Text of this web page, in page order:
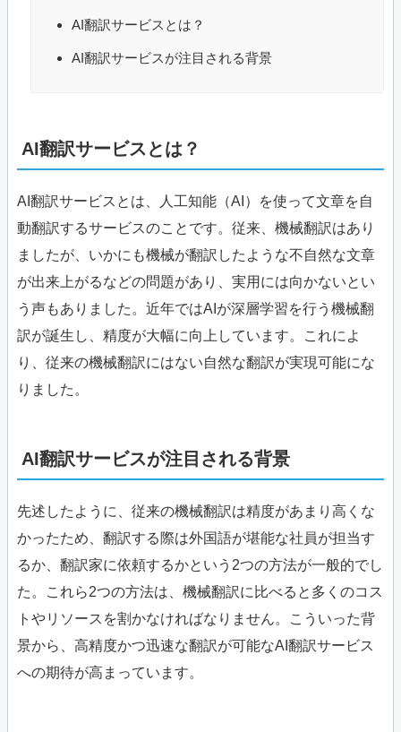
AI翻訳サービスとは？
AI翻訳サービスが注目される背景
AI翻訳サービスとは？
AI翻訳サービスとは、人工知能（AI）を使って文章を自
動翻訳するサービスのことです。従来、機械翻訳はあり
ましたが、いかにも機械が翻訳したような不自然な文章
が出来上がるなどの問題があり、実用には向かないとい
う声もありました。近年ではAIが深層学習を行う機械翻
訳が誕生し、精度が大幅に向上しています。これによ
り、従来の機械翻訳にはない自然な翻訳が実現可能にな
りました。
AI翻訳サービスが注目される背景
先述したように、従来の機械翻訳は精度があまり高くな
かったため、翻訳する際は外国語が堪能な社員が担当す
るか、翻訳家に依頼するかという2つの方法が一般的でし
た。これら2つの方法は、機械翻訳に比べると多くのコス
トやリソースを割かなければなりません。こういった背
景から、高精度かつ迅速な翻訳が可能なAI翻訳サービス
への期待が高まっています。